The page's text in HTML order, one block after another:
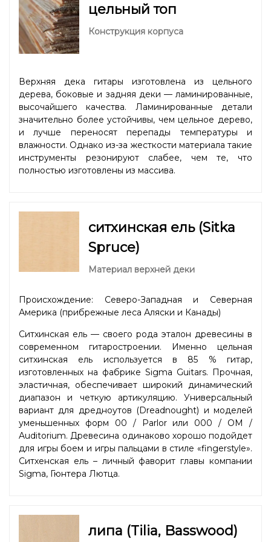
цельный топ
Конструкция корпуса
Верхняя дека гитары изготовлена из цельного
дерева, боковые и задняя деки — ламинированные,
высочайшего качества. Ламинированные детали
значительно более устойчивы, чем цельное дерево,
и лучше переносят перепады температуры и
влажности. Однако из-за жесткости материала такие
инструменты резонируют слабее, чем те, что
полностью изготовлены из массива.
ситхинская ель (Sitka
Spruce)
Материал верхней деки
Происхождение: Северо-Западная и Северная
Америка (прибрежные леса Аляски и Канады)
Ситхинская ель — своего рода эталон древесины в
современном гитаростроении. Именно цельная
ситхинская ель используется в 85 % гитар,
изготовленных на фабрике Sigma Guitars. Прочная,
эластичная, обеспечивает широкий динамический
диапазон и четкую артикуляцию. Универсальный
вариант для дредноутов (Dreadnought) и моделей
уменьшенных форм 00 / Parlor или 000 / OM /
Auditorium. Древесина одинаково хорошо подойдет
для игры боем и игры пальцами в стиле «fingerstyle».
Ситхенская ель – личный фаворит главы компании
Sigma, Гюнтера Лютца.
липа (Tilia, Basswood)